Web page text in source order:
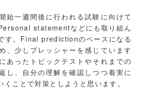
始一週間後に行われる試験に向けて
statementなどにも取り組ん
す。Final predictionのベースになる
、少しプレッシャーを感じています
あったトピックテストやそれまでの
し、自分の理解を確認しつつ着実に
くことで対策としようと思います。